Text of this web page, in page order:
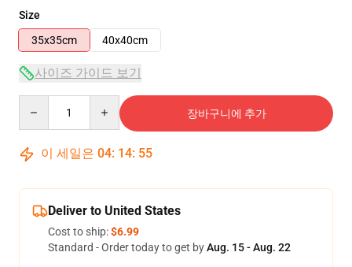
Size
35x35cm
40x40cm
사이즈 가이드 보기
장바구니에 추가
이 세일은 04: 14: 55
Deliver to United States
Cost to ship:$6.99
Standard - Order today to get byAug. 15 - Aug. 22